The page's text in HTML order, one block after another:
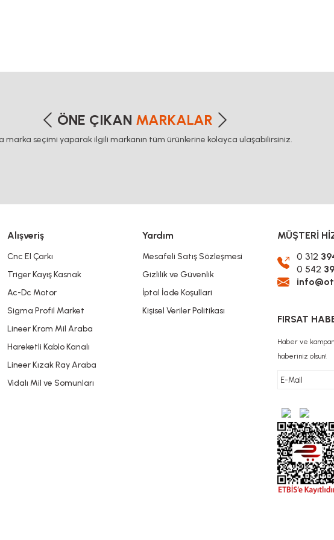
ÖNE ÇIKAN MARKALAR
marka seçimi yaparak ilgili markanın tüm ürünlerine kolayca ulaşabilirsiniz.
Alışveriş
Cnc El Çarkı
Triger Kayış Kasnak
Ac-Dc Motor
Sigma Profil Market
Lineer Krom Mil Araba
Hareketli Kablo Kanalı
Lineer Kızak Ray Araba
Vidalı Mil ve Somunları
Yardım
Mesafeli Satış Sözleşmesi
Gizlilik ve Güvenlik
İptal İade Koşullari
Kişisel Veriler Politikası
MÜŞTERİ
0 312
0 542
FIRSAT
Haber ve
haberiniz olsun!